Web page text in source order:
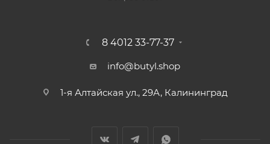
8 4012 33-77-37
info@butyl.shop
1-я Алтайская ул., 29А, Калининград